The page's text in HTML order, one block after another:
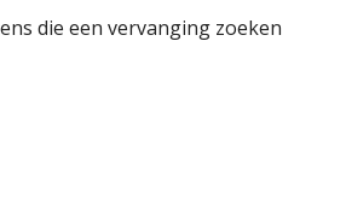
die een vervanging zoeken